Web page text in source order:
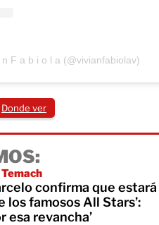
F a b i o l a (@vivianfabiolav)
Donde ver
confirma que estará
los famosos All Stars’:
esa revancha’